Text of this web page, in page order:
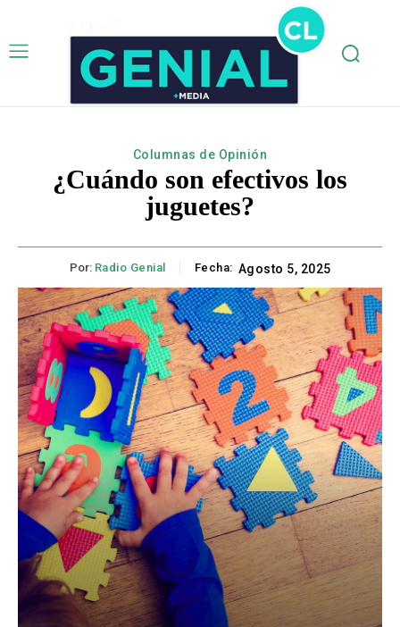
Columnas de Opinión
¿Cuándo son efectivos los
juguetes?
Por: Radio Genial Fecha: Agosto 5, 2025